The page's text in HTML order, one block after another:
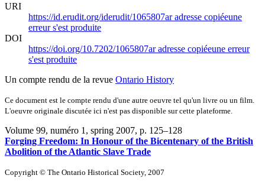
URI
https://id.erudit.org/iderudit/1065807aradresse copiéeune
erreur s'est produite
DOI
https://doi.org/10.7202/1065807aradresse copiéeune erreur
s'est produite
Un compte rendu de la revue Ontario History
Ce document est le compte rendu d'une autre oeuvre tel qu'un livre ou un film.
L'oeuvre originale discutée ici n'est pas disponible sur cette plateforme.
Volume 99, numéro 1, spring 2007, p. 125–128
Forging Freedom: In Honour of the Bicentenary of the British
Abolition of the Atlantic Slave Trade
Copyright © The Ontario Historical Society, 2007